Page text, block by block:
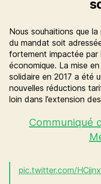
Nous souhaitions que
du mandat soit
fortement impactée par
économique. La mise
solidaire en 2017 a été
nouvelles réductions
loin dans l’extension
Communiqué
pic.twitter.com/